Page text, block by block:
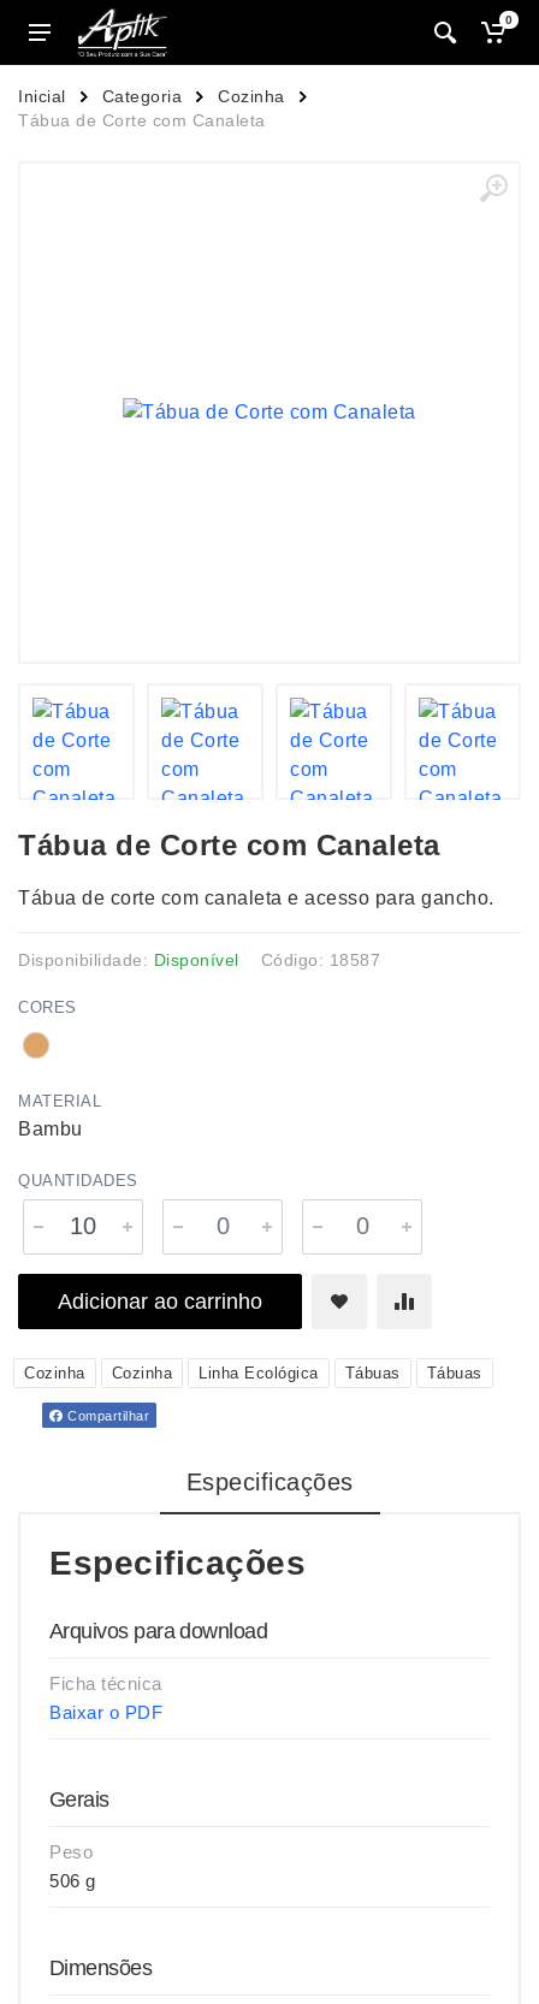
0
Inicial Categoria
Cozinha
Tábua de Corte com Canaleta
Tábua de Corte com Canaleta
Tábua de corte com canaleta e acesso para gancho.
Disponibilidade: Disponível Código: 18587
CORES
MATERIAL
Bambu
QUANTIDADES
Adicionar ao carrinho
Cozinha Cozinha Linha Ecológica Tábuas Tábuas
Compartilhar
Especificações
Especificações
Arquivos para download
Ficha técnica
Baixar o PDF
Gerais
Peso
506 g
Dimensões